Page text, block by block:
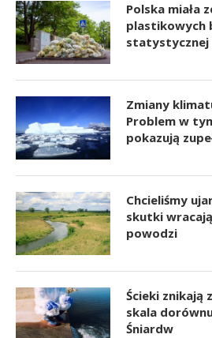
Polska miała
plastikowych
statystycznej
Zmiany
Problem w
pokazują
Chcieliśmy
skutki
powodzi
Ścieki znikają
skala
Śniardw